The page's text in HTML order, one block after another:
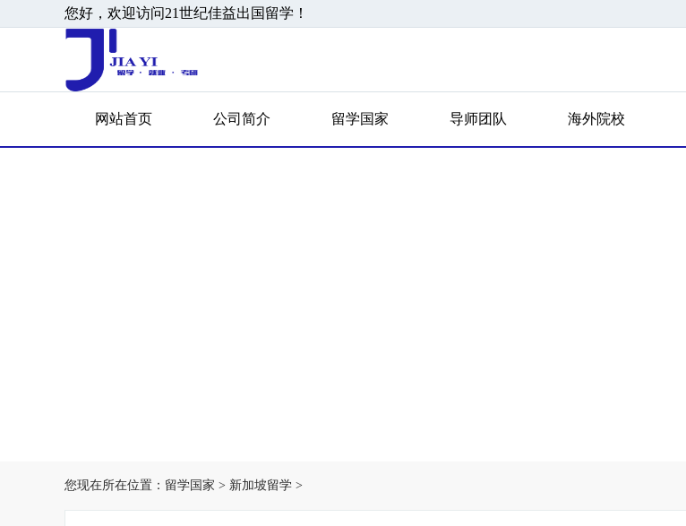
您好，欢迎访问21世纪佳益出国留学！
网站首页 公司简介 留学国家 导师团队 海外院校
您现在所在位置： 留学国家 > 新加坡留学 >